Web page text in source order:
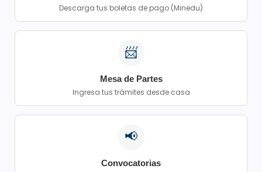
Descarga tus boletas de pago (Minedu)
📨
Mesa de Partes
Ingresa tus trámites desde casa
📢
Convocatorias